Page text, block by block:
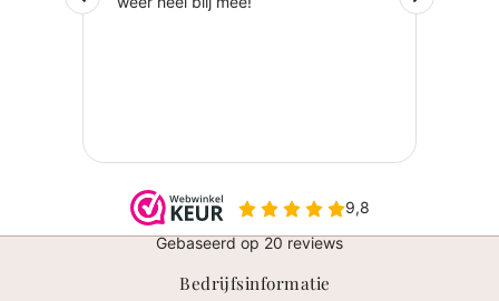
Bedrijfsinformatie